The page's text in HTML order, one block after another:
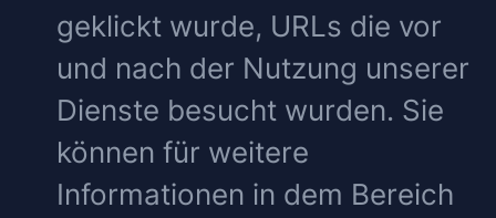
geklickt wurde, URLs die vor
und nach der Nutzung unserer
Dienste besucht wurden. Sie
können für weitere
Informationen in dem Bereich